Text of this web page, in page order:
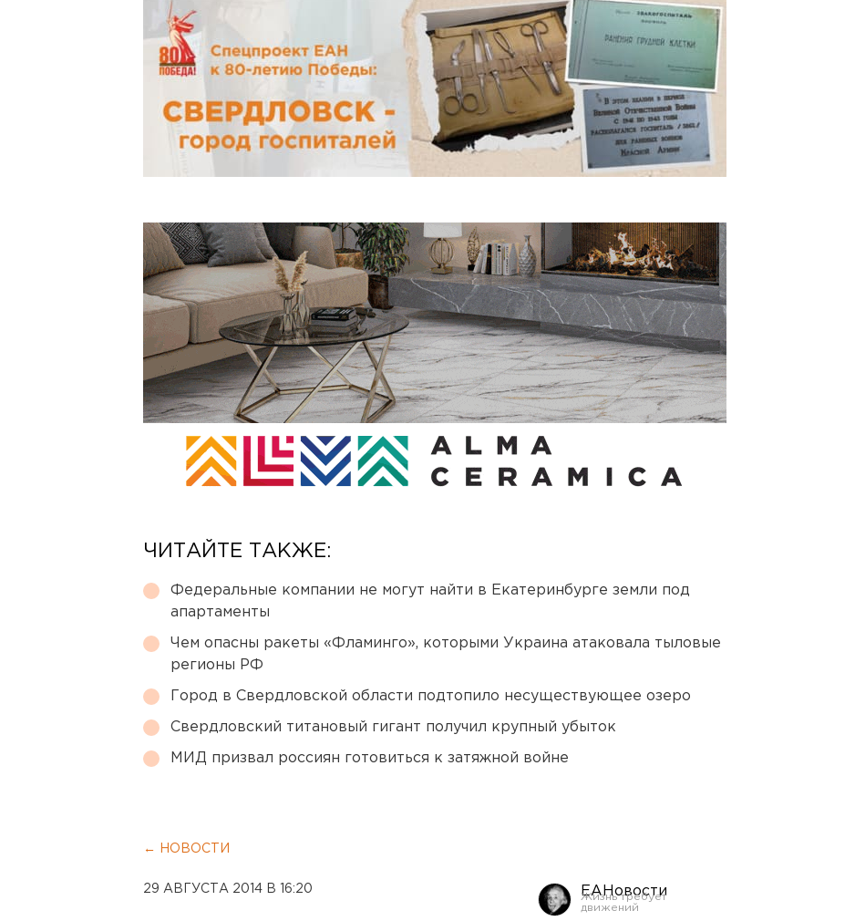
ЧИТАЙТЕ ТАКЖЕ:
Федеральные компании не могут найти в Екатеринбурге земли под
апартаменты
Чем опасны ракеты «Фламинго», которыми Украина атаковала тыловые
регионы РФ
Город в Свердловской области подтопило несуществующее озеро
Свердловский титановый гигант получил крупный убыток
МИД призвал россиян готовиться к затяжной войне
← НОВОСТИ
29 АВГУСТА 2014 В 16:20 ЕАНовости